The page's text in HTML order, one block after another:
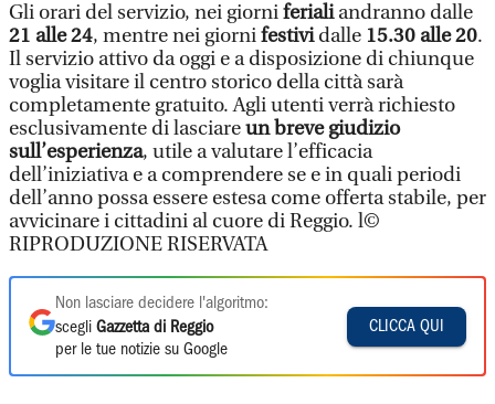
Gli orari del servizio, nei giorniferialiandranno dalle
21 alle 24, mentre nei giornifestividalle 15.30 alle 20.
Il servizio attivo da oggi e a disposizione di chiunque
voglia visitare il centro storico della città sarà
completamente gratuito. Agli utenti verrà richiesto
esclusivamente di lasciareun breve giudizio
sull’esperienza, utile a valutare l’efficacia
dell’iniziativa e a comprendere se e in quali periodi
dell’anno possa essere estesa come offerta stabile, per
avvicinare i cittadini al cuore di Reggio. l©
RIPRODUZIONE RISERVATA
Non lasciare decidere l'algoritmo:
scegli Gazzetta di Reggio
per le tue notizie su Google
CLICCA QUI